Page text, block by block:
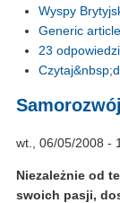
Wyspy
Generic article
23 odpowiedzi
Samorozwój
wt., 06/05/2008 -
Niezależnie od
swoich pasji,